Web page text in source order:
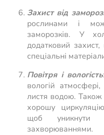
Захист від
рослинами і
заморозків. У
додатковий
спеціальні
Повітря і вологість
вологій
листя водою. Також
хорошу
щоб уникнути
захворюваннями.